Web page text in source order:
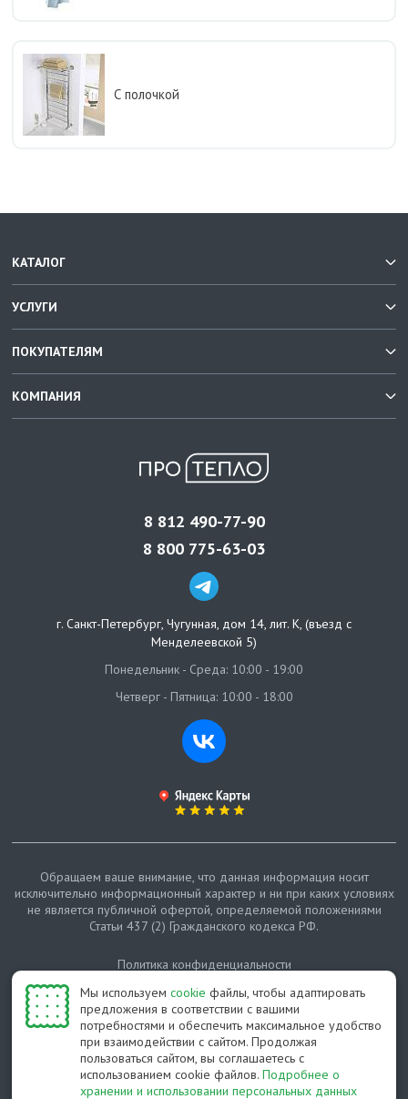
С полочкой
Мы используем cookie файлы, чтобы адаптировать
предложения в соответствии с вашими
потребностями и обеспечить максимальное удобство
при взаимодействии с сайтом. Продолжая
пользоваться сайтом, вы соглашаетесь с
использованием cookie файлов. Подробнее о
хранении и использовании персональных данных
КАТАЛОГ
УСЛУГИ
ПОКУПАТЕЛЯМ
КОМПАНИЯ
8 812 490-77-90
8 800 775-63-03
г. Санкт-Петербург, Чугунная, дом 14, лит. К, (въезд с
Менделеевской 5)
Понедельник - Среда: 10:00 - 19:00
Четверг - Пятница: 10:00 - 18:00
© Протепло-СПб, 2011-2026
Обращаем ваше внимание, что данная информация носит
исключительно информационный характер и ни при каких условиях
не является публичной офертой, определяемой положениями
Статьи 437 (2) Гражданского кодекса РФ.
Политика конфиденциальности
Карта сайта
Разработано студией Feel Good St